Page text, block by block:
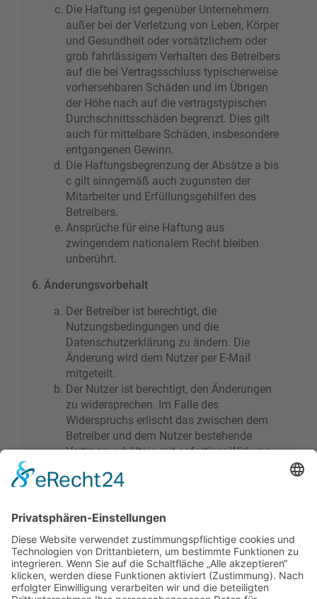
Die Haftung ist gegenüber Unternehmern
außer bei der Verletzung von Leben, Körper
und Gesundheit oder vorsätzlichem oder
grob fahrlässigem Verhalten des Betreibers
auf die bei Vertragsschluss typischerweise
vorhersehbaren Schäden und im Übrigen
der Höhe nach auf die vertragstypischen
Durchschnittsschäden begrenzt. Dies gilt
auch für mittelbare Schäden, insbesondere
entgangenen Gewinn.
Die Haftungsbegrenzung der Absätze a bis
c gilt sinngemäß auch zugunsten der
Mitarbeiter und Erfüllungsgehilfen des
Betreibers.
Ansprüche für eine Haftung aus
zwingendem nationalem Recht bleiben
unberührt.
6. Änderungsvorbehalt
Der Betreiber ist berechtigt, die
Nutzungsbedingungen und die
Datenschutzerklärung zu ändern. Die
Änderung wird dem Nutzer per E-Mail
mitgeteilt.
Der Nutzer ist berechtigt, den Änderungen
zu widersprechen. Im Falle des
Widerspruchs erlischt das zwischen dem
Betreiber und dem Nutzer bestehende
Vertragsverhältnis mit sofortiger Wirkung.
verbindlich, wenn der Nutzer den
Informationen über den Umgang mit deinen
persönlichen Daten sind in der
Datenschutzerklärung enthalten.